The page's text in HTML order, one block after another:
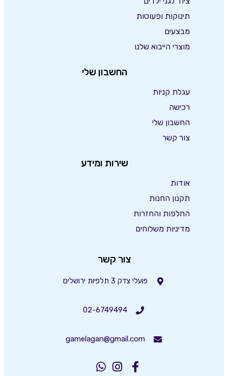
תינוקות ופעוטות
מבצעים
מוצרי הייבוא שלנו
החשבון שלי
עגלת קניות
רכישה
החשבון שלי
צור קשר
שירות ומידע
אודות
תקנון החנות
החלפות והחזרות
מדיניות משלוחים
צור קשר
פועלי צדק 3 תלפיות ירושלים
02-6749494
gamelagan@gmail.com